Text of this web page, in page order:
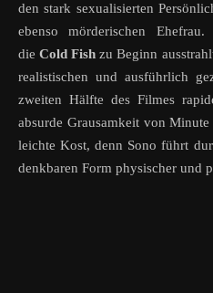
den stark sexualisierten
ebenso mörderischen
dieCold Fishzu Beginn
realistischen und ausführlich
zweiten Hälfte des Filmes
absurde Grausamkeit von
leichte Kost, denn Sono führt
denkbaren Form physischer und